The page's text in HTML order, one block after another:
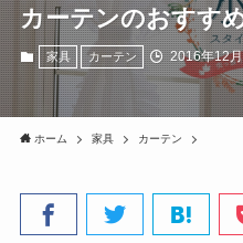
カーテンのおすす
家具 カーテン 2016年12
ホーム 家具 カーテン